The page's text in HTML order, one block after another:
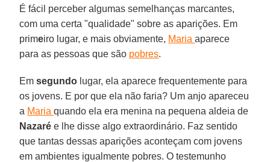
É fácil perceber algumas semelhanças marcantes,
com uma certa "qualidade" sobre as aparições. Em
primeiro lugar, e mais obviamente, Mariaaparece
para as pessoas que são pobres.
Emsegundo lugar, ela aparece frequentemente para
os jovens. E por que ela não faria? Um anjo apareceu
a Mariaquando ela era menina na pequena aldeia de
Nazaré e lhe disse algo extraordinário. Faz sentido
que tantas dessas aparições aconteçam com jovens
em ambientes igualmente pobres. O testemunho